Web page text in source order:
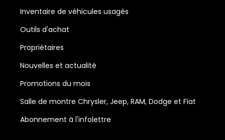
Inventaire de véhicules usagés
Outils d'achat
Propriétaires
Nouvelles et actualité
Promotions du mois
Salle de montre Chrysler, Jeep, RAM, Dodge et Fiat
Abonnement à l'infolettre